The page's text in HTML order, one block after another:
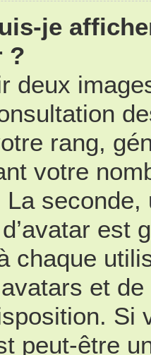
je
?
deux
rang,
votre
est
chaque
et
Si
peut-être